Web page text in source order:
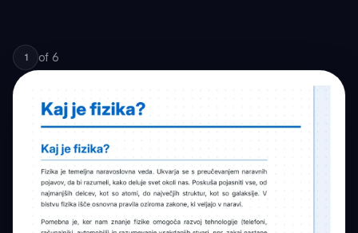
1 of 6